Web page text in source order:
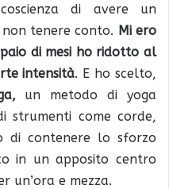
di avere un
tenere conto. Mi ero
di mesi ho ridotto al
intensità. E ho scelto,
un metodo di yoga
strumenti come corde,
di contenere lo sforzo
in un apposito centro
un’ora e mezza.